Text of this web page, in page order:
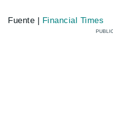
Fuente | Financial Times